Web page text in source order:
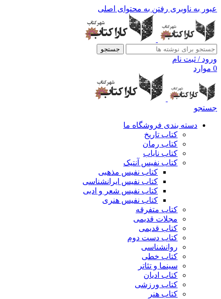
عبور به ناوبری رفتن به محتوای اصلی
جستجو
ورود / ثبت نام
0 موارد
جستجو
دسته بندی فروشگاه ما
کتاب تاریخ
کتاب رمان
کتاب نایاب
کتاب نفیس آنتیک
کتاب نفیس مذهبی
کتاب نفیس ایرانشناسی
کتاب نفیس شعر و ادبی
کتاب نفیس هنری
کتاب متفرقه
مجلات قدیمی
کتاب قدیمی
کتاب دست دوم
روانشناسی
کتاب خطی
سینما و تئاتر
کتاب ادیان
کتاب ورزشی
کتاب هنر